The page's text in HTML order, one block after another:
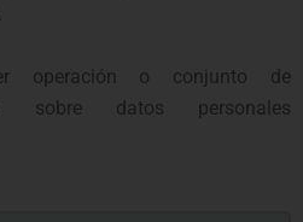
operación o conjunto de
sobre datos personales